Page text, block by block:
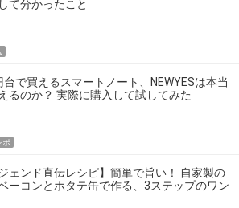
て分かったこと
台で買えるスマートノート、NEWYESは本当
るのか？ 実際に購入して試してみた
ポ
ジェンド直伝レシピ】簡単で旨い！ 自家製の
ーコンとホタテ缶で作る、3ステップのワン